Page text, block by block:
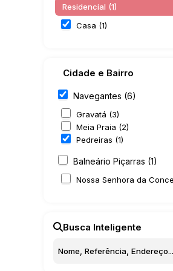
Residencial (1)
Casa (1)
Cidade e Bairro
Navegantes (6)
Gravatá (3)
Meia Praia (2)
Pedreiras (1)
Balneário Piçarras (1)
Busca Inteligente